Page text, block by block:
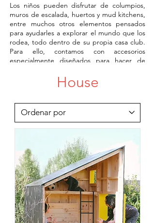
Los niños pueden disfrutar de columpios,
muros de escalada, huertos y mud kitchens,
entre muchos otros elementos pensados
para ayudarles a explorar el mundo que los
rodea, todo dentro de su propia casa club.
Para ello, contamos con accesorios
especialmente diseñados para hacer de
personalidad propia y una gran capacidad
House